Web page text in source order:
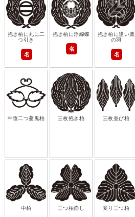
抱き柏に丸に二
つ引き
名
抱き柏に浮線蝶
名
抱き柏に違い鷹
の羽
名
中陰二つ蔓鬼柏 三枚抱き柏 三枚並び柏
中柏 三つ柏崩し 変り三つ柏